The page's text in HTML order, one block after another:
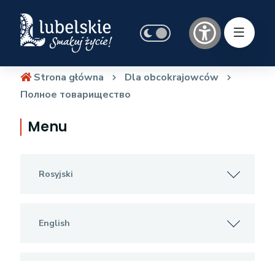
Strona główna
Dla obcokrajowców
Полное товарищество
Menu
Rosyjski
English